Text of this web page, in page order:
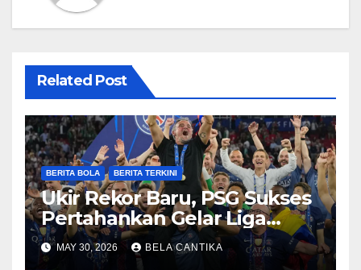
Related Post
BERITA BOLA BERITA TERKINI
Ukir Rekor Baru, PSG Sukses
Pertahankan Gelar Liga
Champions
MAY 30, 2026 BELA CANTIKA